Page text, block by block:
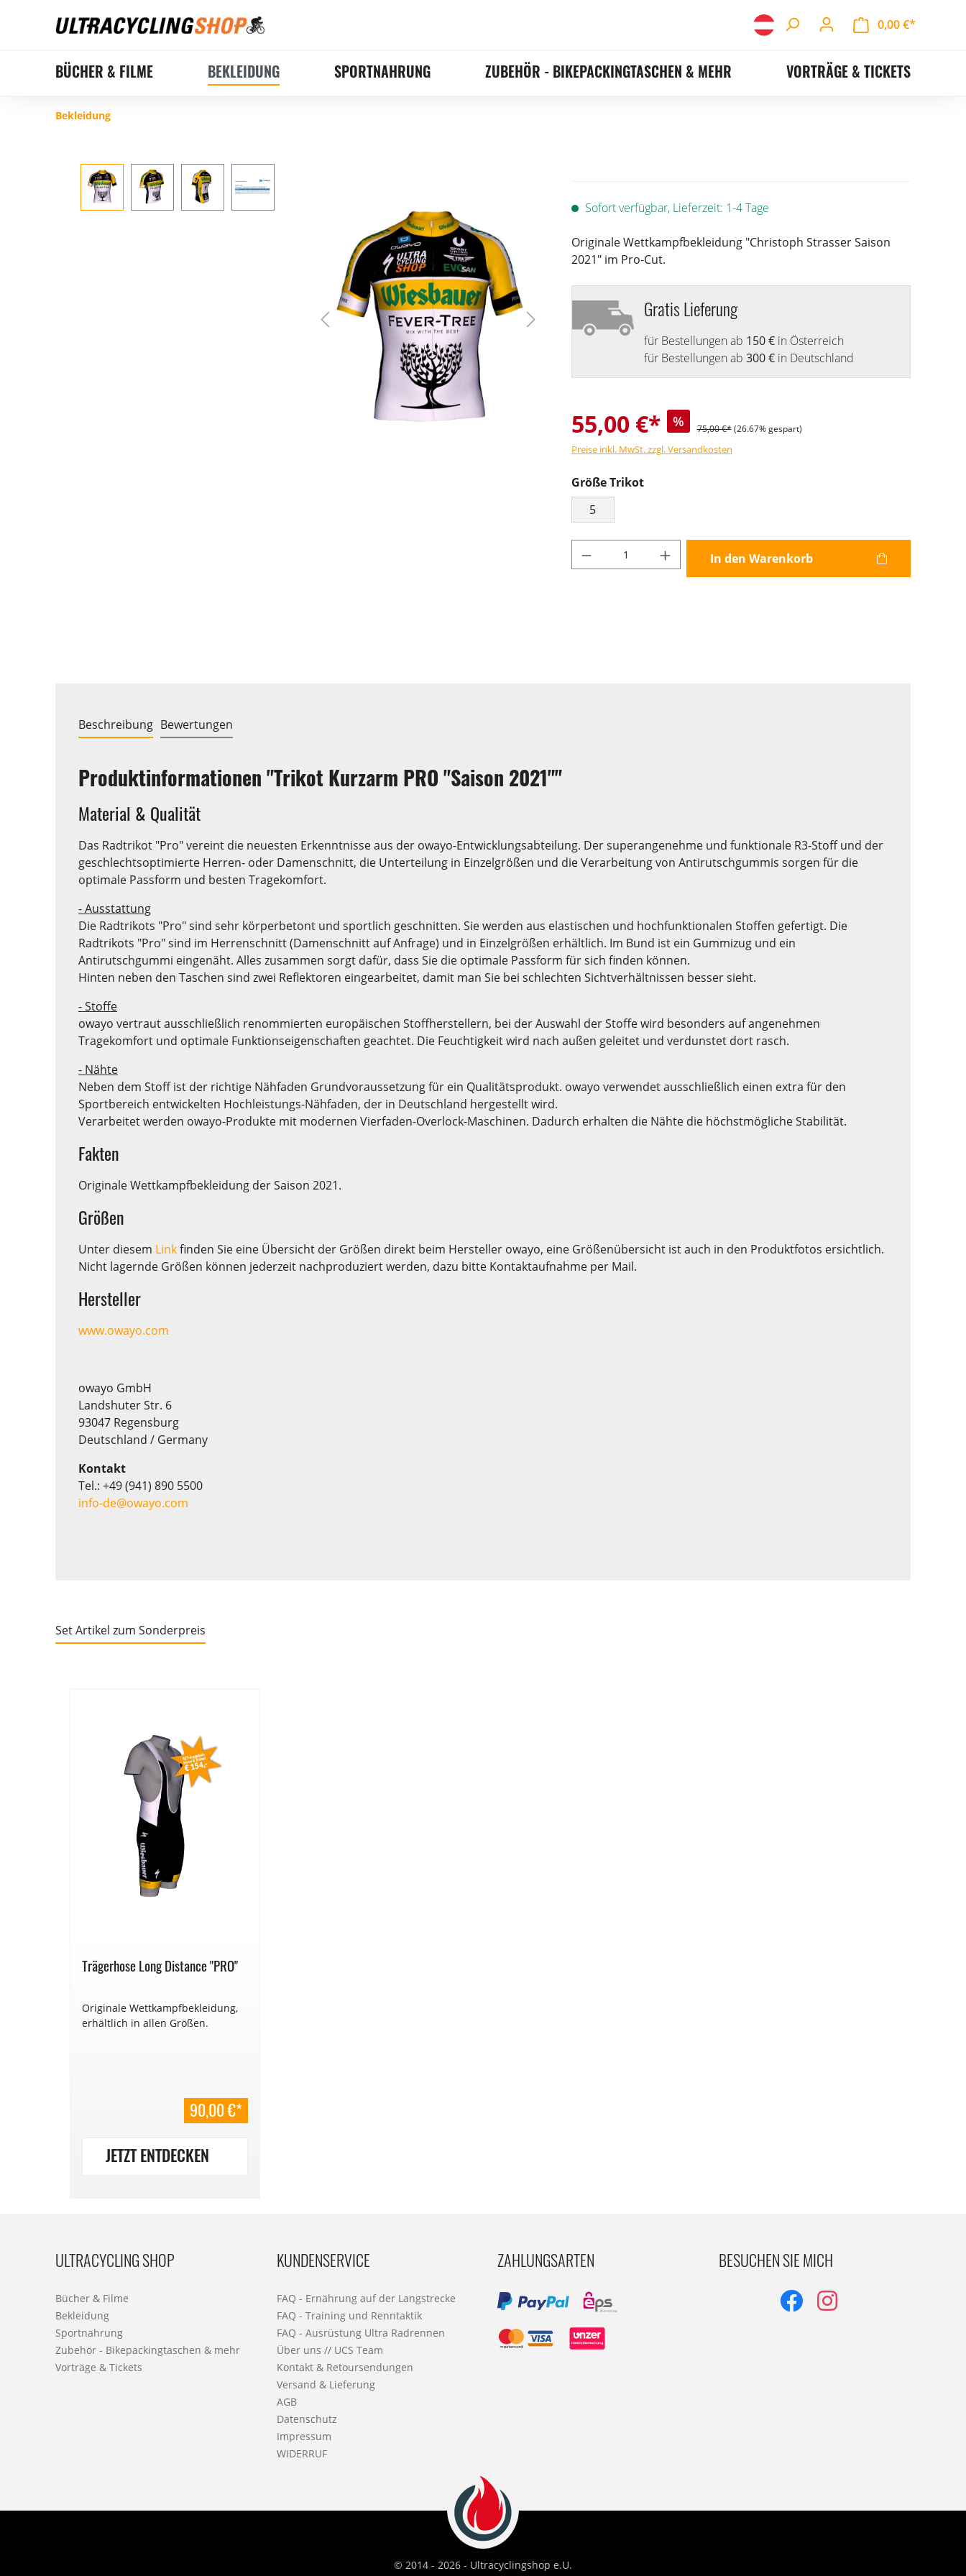
0,00 €*
BÜCHER & FILME BEKLEIDUNG SPORTNAHRUNG ZUBEHÖR - BIKEPACKINGTASCHEN & MEHR VORTRÄGE & TICKETS
Bekleidung
Sofort verfügbar, Lieferzeit: 1-4 Tage
Originale Wettkampfbekleidung "Christoph Strasser Saison
2021" im Pro-Cut.
Gratis Lieferung
für Bestellungen ab 150 €in Österreich
für Bestellungen ab 300 €in Deutschland
55,00 €* % 75,00 €* (26.67% gespart)
Preise inkl. MwSt. zzgl. Versandkosten
Größe Trikot
5
Produkt Anzahl: Gib den gewünschten Wert
In den Warenkorb
Beschreibung Bewertungen
Produktinformationen "Trikot Kurzarm PRO "Saison 2021""
Material & Qualität
Das Radtrikot "Pro" vereint die neuesten Erkenntnisse aus der owayo-Entwicklungsabteilung. Der superangenehme und funktionale R3-Stoff und der
geschlechtsoptimierte Herren- oder Damenschnitt, die Unterteilung in Einzelgrößen und die Verarbeitung von Antirutschgummis sorgen für die
optimale Passform und besten Tragekomfort.
- Ausstattung
Die Radtrikots "Pro" sind sehr körperbetont und sportlich geschnitten. Sie werden aus elastischen und hochfunktionalen Stoffen gefertigt. Die
Radtrikots "Pro" sind im Herrenschnitt (Damenschnitt auf Anfrage) und in Einzelgrößen erhältlich. Im Bund ist ein Gummizug und ein
Antirutschgummi eingenäht. Alles zusammen sorgt dafür, dass Sie die optimale Passform für sich finden können.
Hinten neben den Taschen sind zwei Reflektoren eingearbeitet, damit man Sie bei schlechten Sichtverhältnissen besser sieht.
- Stoffe
owayo vertraut ausschließlich renommierten europäischen Stoffherstellern, bei der Auswahl der Stoffe wird besonders auf angenehmen
Tragekomfort und optimale Funktionseigenschaften geachtet. Die Feuchtigkeit wird nach außen geleitet und verdunstet dort rasch.
- Nähte
Neben dem Stoff ist der richtige Nähfaden Grundvoraussetzung für ein Qualitätsprodukt. owayo verwendet ausschließlich einen extra für den
Sportbereich entwickelten Hochleistungs-Nähfaden, der in Deutschland hergestellt wird.
Verarbeitet werden owayo-Produkte mit modernen Vierfaden-Overlock-Maschinen. Dadurch erhalten die Nähte die höchstmögliche Stabilität.
Fakten
Originale Wettkampfbekleidung der Saison 2021.
Größen
Unter diesem Linkfinden Sie eine Übersicht der Größen direkt beim Hersteller owayo, eine Größenübersicht ist auch in den Produktfotos ersichtlich.
Nicht lagernde Größen können jederzeit nachproduziert werden, dazu bitte Kontaktaufnahme per Mail.
Hersteller
www.owayo.com
owayo GmbH
Landshuter Str. 6
93047 Regensburg
Deutschland / Germany
Kontakt
Tel.: +49 (941) 890 5500
info-de@owayo.com
Set Artikel zum Sonderpreis
Trägerhose Long Distance "PRO"
Originale Wettkampfbekleidung,
erhältlich in allen Größen.
90,00 €*
JETZT ENTDECKEN
ULTRACYCLING SHOP
Bücher & Filme
Bekleidung
Sportnahrung
Zubehör - Bikepackingtaschen & mehr
Vorträge & Tickets
KUNDENSERVICE
FAQ - Ernährung auf der Langstrecke
FAQ - Training und Renntaktik
FAQ - Ausrüstung Ultra Radrennen
Über uns // UCS Team
Kontakt & Retoursendungen
Versand & Lieferung
AGB
Datenschutz
Impressum
WIDERRUF
ZAHLUNGSARTEN BESUCHEN SIE MICH
© 2014 - 2026 - Ultracyclingshop e.U.